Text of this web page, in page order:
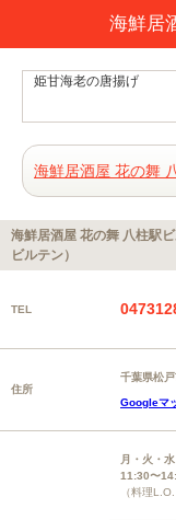
海鮮居
姫甘海老の唐揚げ
海鮮居酒屋 花の舞
海鮮居酒屋 花の舞 八柱駅
ビルテン）
TEL
住所
千葉県松
Googleマ
月・火・
11:30〜
（料理